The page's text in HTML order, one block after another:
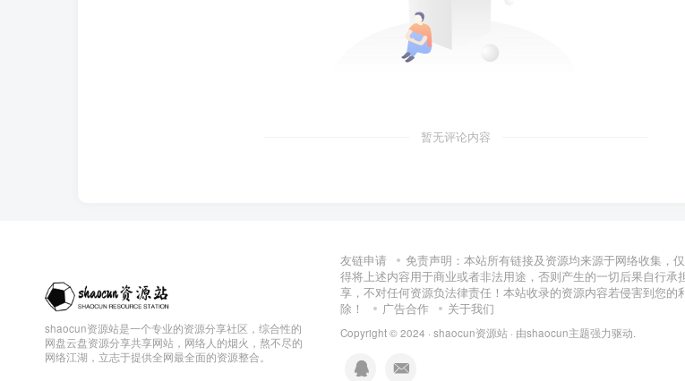
暂无评论内容
shaocun资源站是一个专业的资源分享社区，综合性的
网盘云盘资源分享共享网站，网络人的烟火，熬不尽的
网络江湖，立志于提供全网最全面的资源整合。
友链申请
免责声明：本站所有链接及资源均来源于网络收集，
得将上述内容用于商业或者非法用途，否则产生的一切后果自行承
享，不对任何资源负法律责任！本站收录的资源内容若侵害到您的
除！
广告合作 关于我们
Copyright © 2024 · shaocun资源站 · 由shaocun主题强力驱动.